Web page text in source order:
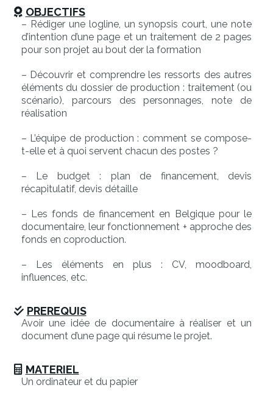
OBJECTIFS
– Rédiger une logline, un synopsis court, une note
d’intention d’une page et un traitement de 2 pages
pour son projet au bout der la formation
– Découvrir et comprendre les ressorts des autres
éléments du dossier de production : traitement (ou
scénario), parcours des personnages, note de
réalisation
– L’équipe de production : comment se compose-
t-elle et à quoi servent chacun des postes ?
– Le budget : plan de financement, devis
récapitulatif, devis détaille
– Les fonds de financement en Belgique pour le
documentaire, leur fonctionnement + approche des
fonds en coproduction.
– Les éléments en plus : CV, moodboard,
influences, etc.
PREREQUIS
Avoir une idée de documentaire à réaliser et un
document d’une page qui résume le projet.
MATERIEL
Un ordinateur et du papier